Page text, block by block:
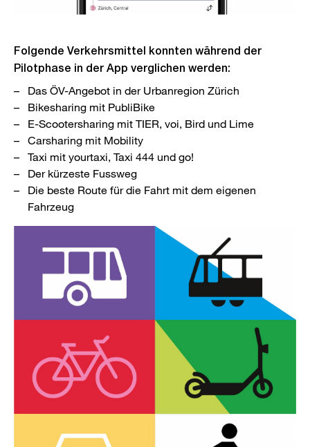
Folgende Verkehrsmittel konnten während der
Pilotphase in der App verglichen werden:
Das ÖV-Angebot in der Urbanregion Zürich
Bikesharing mit PubliBike
E-Scootersharing mit TIER, voi, Bird und Lime
Carsharing mit Mobility
Taxi mit yourtaxi, Taxi 444 und go!
Der kürzeste Fussweg
Die beste Route für die Fahrt mit dem eigenen
Fahrzeug